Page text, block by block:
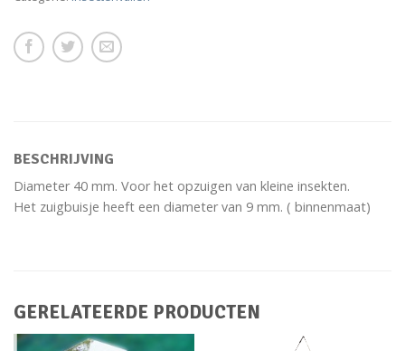
BESCHRIJVING
Diameter 40 mm. Voor het opzuigen van kleine insekten.
Het zuigbuisje heeft een diameter van 9 mm. ( binnenmaat)
GERELATEERDE PRODUCTEN